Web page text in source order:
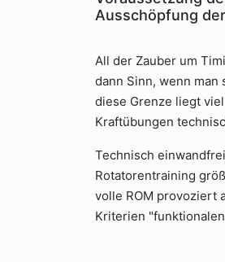
Ausschöpfung
All der Zauber um
dann Sinn, wenn
diese Grenze liegt
Kraftübungen
Technisch
Rotatorentraining
volle ROM provoziert
Kriterien